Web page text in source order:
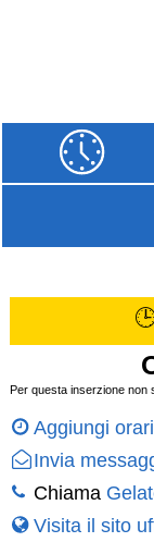
Per questa inserzione non
Aggiungi
Invia
Chiama
Visita il sito